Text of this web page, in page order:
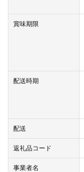
賞味期限
配送時期
配送
返礼品コード
事業者名